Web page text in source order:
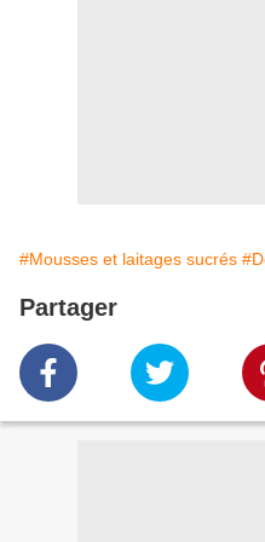
#Mousses et laitages sucrés
Partager